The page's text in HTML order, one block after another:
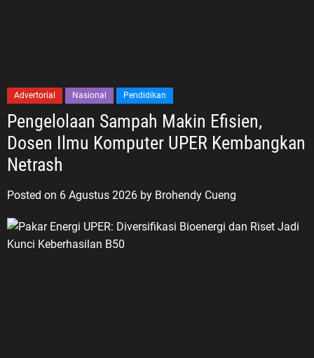
Advertorial Nasional Pendidikan
Pengelolaan Sampah Makin Efisien,
Dosen Ilmu Komputer UPER Kembangkan
Netrash
Posted on 6 Agustus 2026 by Brohendy Cueng